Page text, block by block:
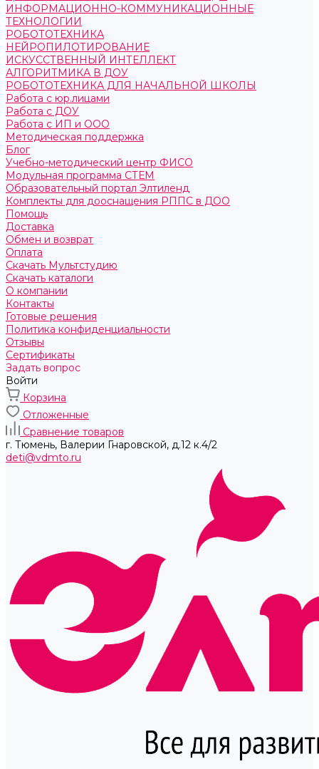
ИНФОРМАЦИОННО-КОММУНИКАЦИОННЫЕ
ТЕХНОЛОГИИ
РОБОТОТЕХНИКА
НЕЙРОПИЛОТИРОВАНИЕ
ИСКУССТВЕННЫЙ ИНТЕЛЛЕКТ
АЛГОРИТМИКА В ДОУ
РОБОТОТЕХНИКА ДЛЯ НАЧАЛЬНОЙ ШКОЛЫ
Работа с юр.лицами
Работа с ДОУ
Работа с ИП и ООО
Методическая поддержка
Блог
Учебно-методический центр ФИСО
Модульная программа СТЕМ
Образовательный портал Элтиленд
Комплекты для дооснащения РППС в ДОО
Помощь
Доставка
Обмен и возврат
Оплата
Скачать Мультстудию
Скачать каталоги
О компании
Контакты
Готовые решения
Политика конфиденциальности
Отзывы
Сертификаты
Задать вопрос
Войти
Корзина
Отложенные
Сравнение товаров
г. Тюмень, ​Валерии Гнаровской, д.12 к.4/2
deti@vdmto.ru